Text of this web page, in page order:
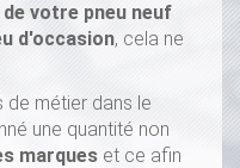
votre pneu neuf
d'occasion, cela ne
de métier dans le
une quantité non
marques et ce afin